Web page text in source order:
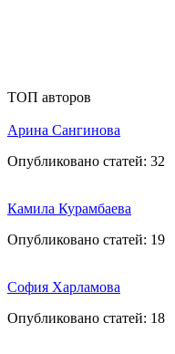
ТОП авторов
Арина Сангинова
Опубликовано статей: 32
Камила Курамбаева
Опубликовано статей: 19
София Харламова
Опубликовано статей: 18